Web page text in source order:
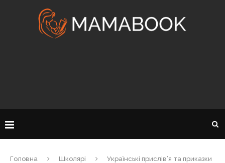
Головна Школярі
Українські прислів’я та приказки